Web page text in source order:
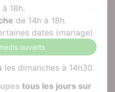
à 18h.
de 14h à 18h.
dates (mariage)
ouverts
les dimanches à 14h30.
tous les jours sur